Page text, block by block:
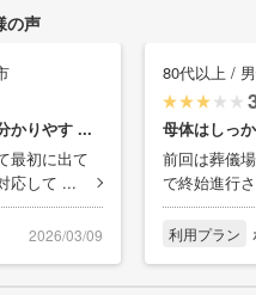
の声
かりやす ...
最初に出て
応して ...
2026/03/09
80代以上 /
母体はしっ
前回は葬儀
で終始進行
利用プラン